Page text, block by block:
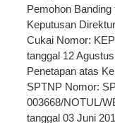
Pemohon Banding
Keputusan
Cukai Nomor:
tanggal 12 Agustus
Penetapan atas
SPTNP Nomor:
003668/NOTUL/
tanggal 03 Juni